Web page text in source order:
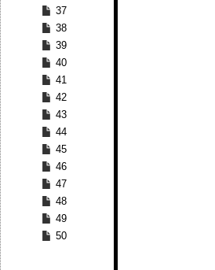
37
38
39
40
41
42
43
44
45
46
47
48
49
50